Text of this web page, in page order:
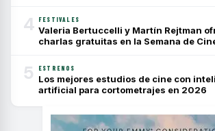
4 FESTIVALES
Valeria Bertuccelli y Martín Rejtman
charlas gratuitas en la Semana de
5 ESTRENOS
Los mejores estudios de cine con
artificial para cortometrajes en 2026